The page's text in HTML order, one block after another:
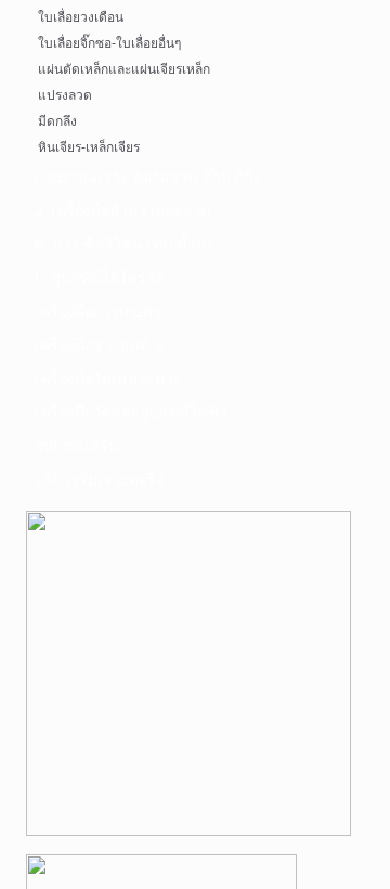
ใบเลื่อยวงเดือน
ใบเลื่อยจิ๊กซอ-ใบเลื่อยอื่นๆ
แผ่นตัดเหล็กและแผ่นเจียรเหล็ก
แปรงลวด
มีดกลึง
หินเจียร-เหล็กเจียร